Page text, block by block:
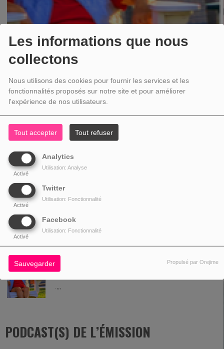
Les informations que nous
collectons
Nous utilisons des cookies pour fournir les services et les
fonctionnalités proposés sur notre site et pour améliorer
l'expérience de nos utilisateurs.
Tout accepter Tout refuser
Analytics
Activé
Utilisation: Analyse
Twitter
Activé
Utilisation: Fonctionnalité
Facebook
Activé
Utilisation: Fonctionnalité
Sauvegarder Propulsé par Orejime
JEUDI, DE 19:00 À 20:00
émission a styl multiple
ANIMATEUR(S) DE L’ÉMISSION
MARIE
.,,,
PODCAST(S) DE L’ÉMISSION